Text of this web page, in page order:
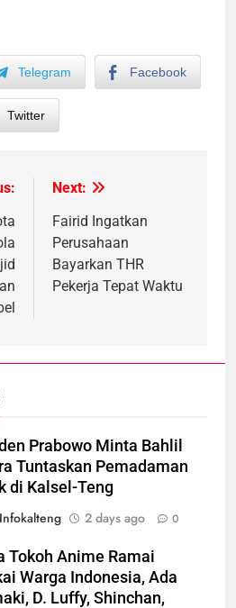
Telegram Facebook
Twitter
Next:
Fairid Ingatkan
Perusahaan
Bayarkan THR
Pekerja Tepat Waktu
Prabowo Minta Bahlil
Tuntaskan Pemadaman
di Kalsel-Teng
2 days ago 0
Tokoh Anime Ramai
Warga Indonesia, Ada
D. Luffy, Shinchan,